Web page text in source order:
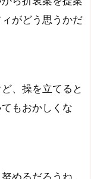
がどう思うかだ
、操を立てると
もおかしくな
めるだろうね。